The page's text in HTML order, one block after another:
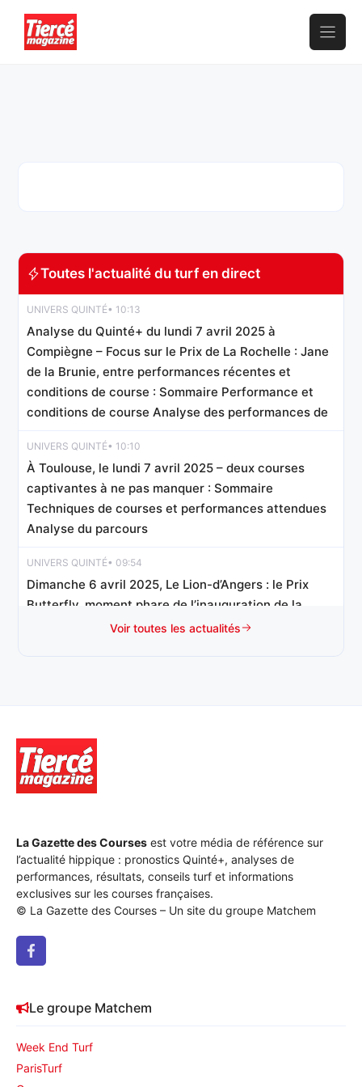
contenu
Toutes l'actualité du turf en direct
UNIVERS QUINTÉ• 10:13
Analyse du Quinté+ du lundi 7 avril 2025 à
Compiègne – Focus sur le Prix de La Rochelle : Jane
de la Brunie, entre performances récentes et
conditions de course : Sommaire Performance et
conditions de course Analyse des performances de
UNIVERS QUINTÉ• 10:10
À Toulouse, le lundi 7 avril 2025 – deux courses
captivantes à ne pas manquer : Sommaire
Techniques de courses et performances attendues
Analyse du parcours
UNIVERS QUINTÉ• 09:54
Dimanche 6 avril 2025, Le Lion-d’Angers : le Prix
Butterfly, moment phare de l’inauguration de la
saison : Sommaire Analyse des performances des
lutté pour préserver cet événement en Premium :
Dimanche 6 avril à Oraison : lancement du circuit du
UNIVERS QUINTÉ
avril 2025 : Sommaire Analyse des performances
des chevaux Les meilleures cotes et
UNIVERS QUINTÉ• 09:49
les bonnes performances à l’honneur – samedi 5
avril : Sommaire Analyse des performances
Techniques d'analyse des courses
UNIVERS QUINTÉ• 09:39
Vincennes : rendez-vous le 5 avril 2025 : Sommaire
Analyse des Performances des Partants Les Favoris
Voir toutes les actualités
La Gazette des Courses est votre média de référence sur
l’actualité hippique : pronostics Quinté+, analyses de
performances, résultats, conseils turf et informations
exclusives sur les courses françaises.
© La Gazette des Courses – Un site du groupe Matchem
Le groupe Matchem
Week End Turf
ParisTurf